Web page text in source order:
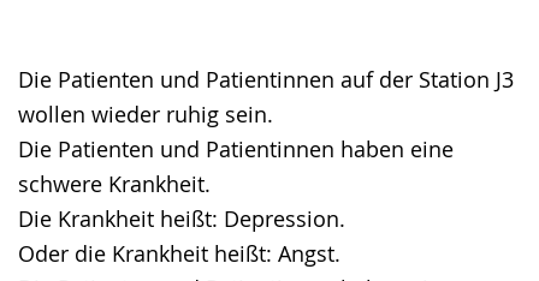
angezeigt.
Die Patienten und Patientinnen auf der Station J3
wollen wieder ruhig sein.
Die Patienten und Patientinnen haben eine
schwere Krankheit.
Die Krankheit heißt: Depression.
Oder die Krankheit heißt: Angst.